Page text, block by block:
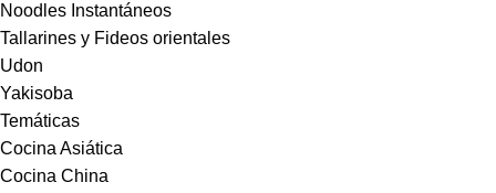
Noodles Instantáneos
Tallarines y Fideos orientales
Udon
Yakisoba
Temáticas
Cocina Asiática
Cocina China